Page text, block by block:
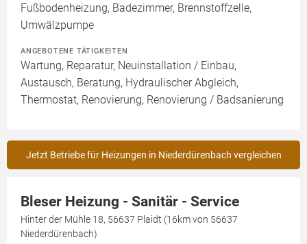
Fußbodenheizung, Badezimmer, Brennstoffzelle,
Umwälzpumpe
ANGEBOTENE TÄTIGKEITEN
Wartung, Reparatur, Neuinstallation / Einbau,
Austausch, Beratung, Hydraulischer Abgleich,
Thermostat, Renovierung, Renovierung / Badsanierung
Jetzt Betriebe für Heizungen in Niederdürenbach vergleichen
Bleser Heizung - Sanitär - Service
Hinter der Mühle 18, 56637 Plaidt (16km von 56637
Niederdürenbach)